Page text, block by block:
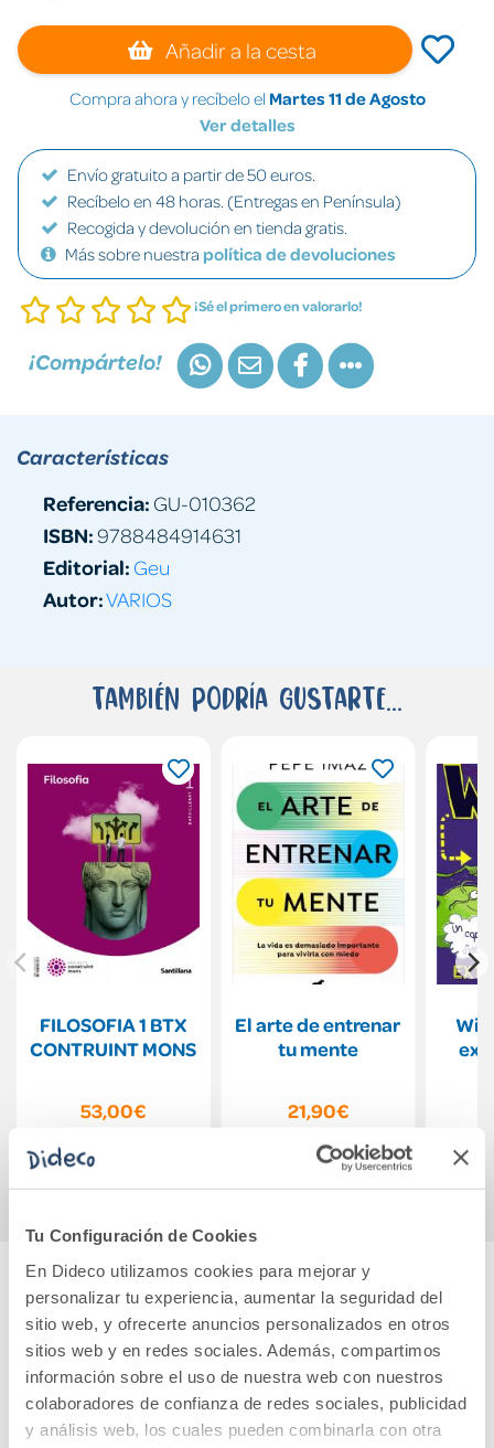
Tu Configuración de Cookies
En Dideco utilizamos cookies para mejorar y
personalizar tu experiencia, aumentar la seguridad del
sitio web, y ofrecerte anuncios personalizados en otros
sitios web y en redes sociales. Además, compartimos
información sobre el uso de nuestra web con nuestros
colaboradores de confianza de redes sociales, publicidad
y análisis web, los cuales pueden combinarla con otra
Añadir a la cesta
Compra ahora y recíbelo el Martes 11 de Agosto
Ver detalles
Envío gratuito a partir de 50 euros.
Recíbelo en 48 horas. (Entregas en Península)
Recogida y devolución en tienda gratis.
Más sobre nuestra política de devoluciones
¡Sé el primero en valorarlo!
¡Compártelo!
Características
Referencia: GU-010362
ISBN:9788484914631
Editorial: Geu
Autor:VARIOS
También podría gustarte...
FILOSOFIA 1 BTX
CONTRUINT MONS
53,00€
Comprar
El arte de entrenar
tu mente
21,90€
Comprar
Wilf
Cuéntanos tu opinión
¡Sé el primero en valorar este producto!